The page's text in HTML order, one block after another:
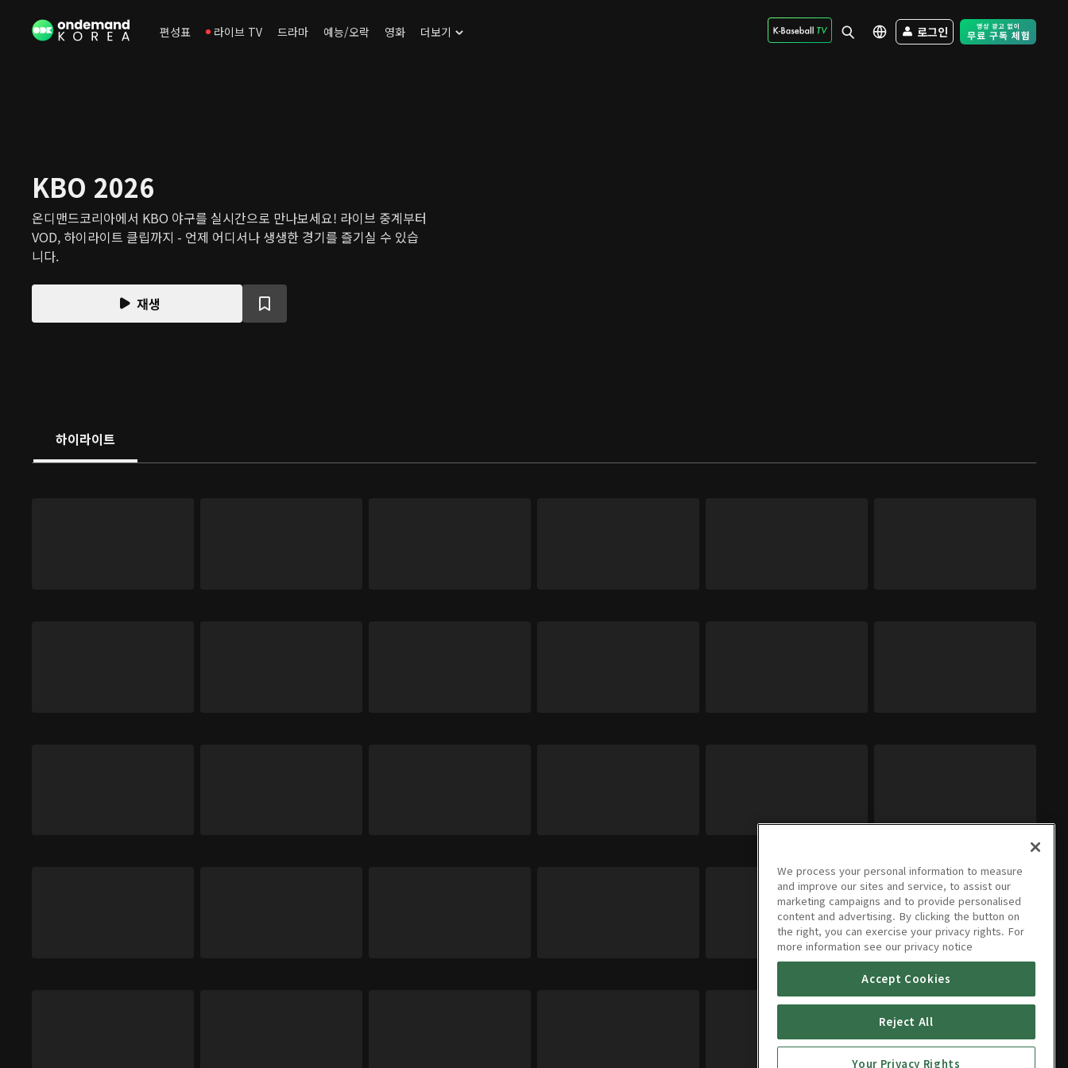
편성표 라이브 TV 드라마 예능/오락 영화 더보기 로그인 Free Trial -
KBO 2026
온디맨드코리아에서 KBO 야구를 실시간으로 만나보세요! 라이브 중계부터
VOD, 하이라이트 클립까지 - 언제 어디서나 생생한 경기를 즐기실 수 있습
니다.
재생
하이라이트
We process your personal information to measure
and improve our sites and service, to assist our
marketing campaigns and to provide personalised
content and advertising. By clicking the button on
the right, you can exercise your privacy rights. For
more information see our privacy notice
Accept Cookies
Reject All
Your Privacy Rights